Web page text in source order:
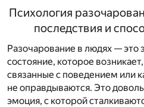
Психология
последствия и
Разочарование в людях — это
состояние, которое
связанные с поведением или
не оправдываются. Это
эмоция, с которой